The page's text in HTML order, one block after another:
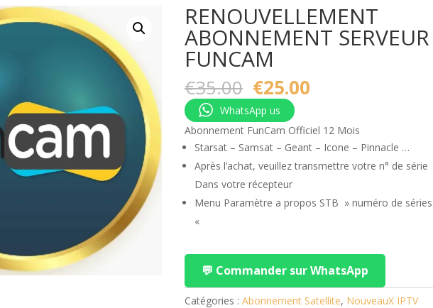
RENOUVELLEMENT
ABONNEMENT SERVEUR
FUNCAM
€35.00 Original
price
was:
€35.00.
€25.00
€25.00.
WhatsApp us
Abonnement FunCam Officiel 12 Mois
Starsat – Samsat – Geant – Icone – Pinnacle …
Après l’achat, veuillez transmettre votre n° de série
Dans votre récepteur
Menu Paramètre a propos STB » numéro de
«
💬 Commander sur WhatsApp
Catégories :Abonnement Satellite, NouveauX IPTV